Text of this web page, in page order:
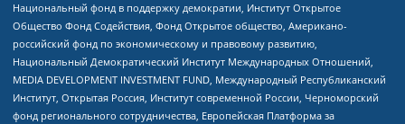
Национальный фонд в поддержку демократии, Институт Открытое
Общество Фонд Содействия, Фонд Открытое общество, Американо-
российский фонд по экономическому и правовому развитию,
Национальный Демократический Институт Международных Отношений,
MEDIA DEVELOPMENT INVESTMENT FUND, Международный Республиканский
Институт, Открытая Россия, Институт современной России, Черноморский
фонд регионального сотрудничества, Европейская Платформа за